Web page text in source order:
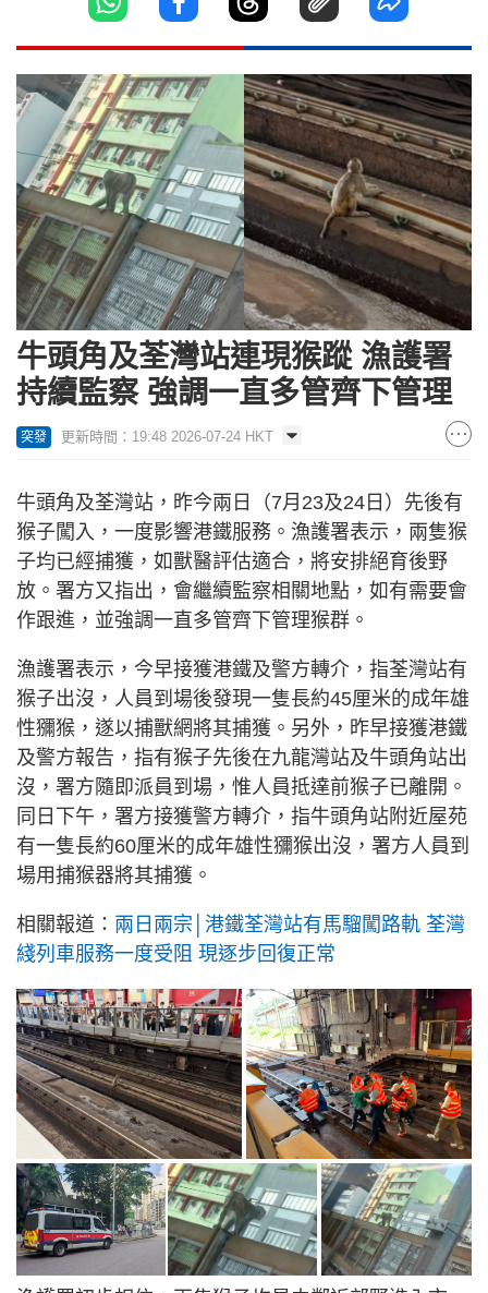
牛頭角及荃灣站連現猴蹤 漁護署
持續監察 強調一直多管齊下管理
突發 更新時間：19:48 2026-07-24 HKT
牛頭角及荃灣站，昨今兩日（7月23及24日）先後有
猴子闖入，一度影響港鐵服務。漁護署表示，兩隻猴
子均已經捕獲，如獸醫評估適合，將安排絕育後野
放。署方又指出，會繼續監察相關地點，如有需要會
作跟進，並強調一直多管齊下管理猴群。
漁護署表示，今早接獲港鐵及警方轉介，指荃灣站有
猴子出沒，人員到場後發現一隻長約45厘米的成年雄
性獼猴，遂以捕獸網將其捕獲。另外，昨早接獲港鐵
及警方報告，指有猴子先後在九龍灣站及牛頭角站出
沒，署方隨即派員到場，惟人員抵達前猴子已離開。
同日下午，署方接獲警方轉介，指牛頭角站附近屋苑
有一隻長約60厘米的成年雄性獼猴出沒，署方人員到
場用捕猴器將其捕獲。
相關報道： 兩日兩宗│港鐵荃灣站有馬騮闖路軌 荃灣
綫列車服務一度受阻 現逐步回復正常